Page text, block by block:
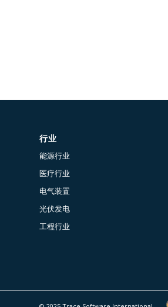
行业
能源行业
医疗行业
电气装置
光伏发电
工程行业